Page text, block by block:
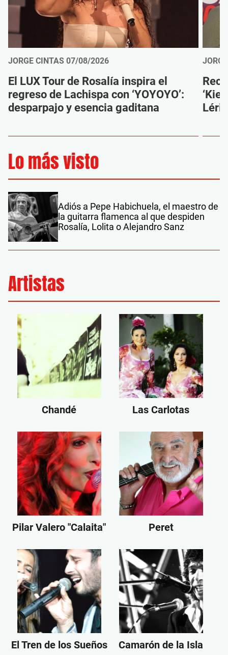
JORGE CINTAS 07/08/2026
El LUX Tour de Rosalía inspira el
regreso de Lachispa con ‘YOYOYO’:
desparpajo y esencia gaditana
Lo más visto
Adiós a Pepe Habichuela, el maestro de
la guitarra flamenca al que despiden
Rosalía, Lolita o Alejandro Sanz
Artistas
Chandé Las Carlotas
Pilar Valero "Calaita" Peret
El Tren de los Sueños Camarón de la Isla